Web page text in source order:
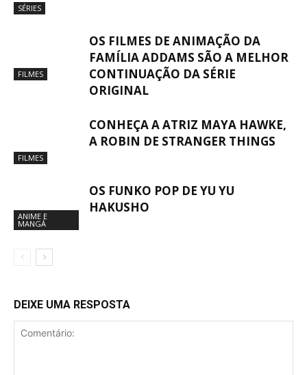
SÉRIES
FILMES
OS FILMES DE ANIMAÇÃO DA
FAMÍLIA ADDAMS SÃO A MELHOR
CONTINUAÇÃO DA SÉRIE
ORIGINAL
FILMES
CONHEÇA A ATRIZ MAYA HAWKE,
A ROBIN DE STRANGER THINGS
ANIME E
MANGÁ
OS FUNKO POP DE YU YU
HAKUSHO
DEIXE UMA RESPOSTA